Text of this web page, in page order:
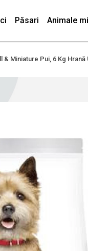
Păsari Animale
& Miniature Pui, 6 Kg